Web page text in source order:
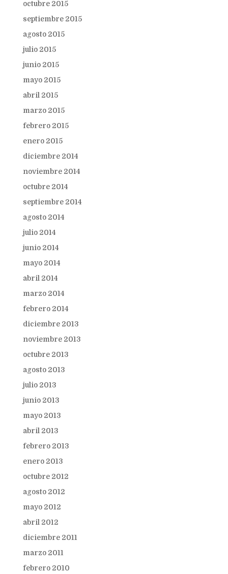
octubre 2015
septiembre 2015
agosto 2015
julio 2015
junio 2015
mayo 2015
abril 2015
marzo 2015
febrero 2015
enero 2015
diciembre 2014
noviembre 2014
octubre 2014
septiembre 2014
agosto 2014
julio 2014
junio 2014
mayo 2014
abril 2014
marzo 2014
febrero 2014
diciembre 2013
noviembre 2013
octubre 2013
agosto 2013
julio 2013
junio 2013
mayo 2013
abril 2013
febrero 2013
enero 2013
octubre 2012
agosto 2012
mayo 2012
abril 2012
diciembre 2011
marzo 2011
febrero 2010